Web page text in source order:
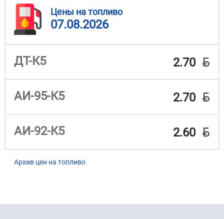
Цены на топливо
07.08.2026
ДТ-К5 2.70 BYN
АИ-95-К5 2.70 BYN
АИ-92-К5 2.60 BYN
Архив цен на топливо